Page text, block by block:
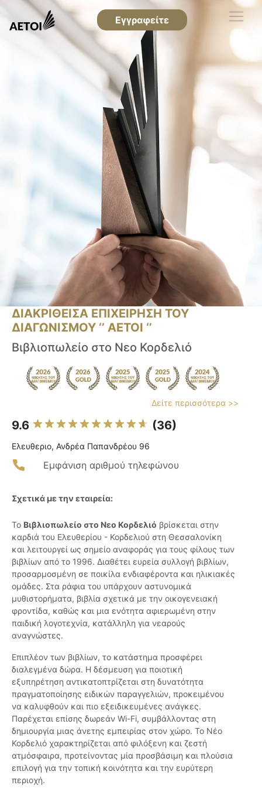
Εγγραφείτε
ΔΙΑΚΡΙΘΕΙΣΑ ΕΠΙΧΕΙΡΗΣΗ ΤΟΥ
ΔΙΑΓΩΝΙΣΜΟΥ ‘’ ΑΕΤΟΙ ‘’
Βιβλιοπωλείο στο Νεο Κορδελιό
Δείτε περισσότερα >>
9.6 (36)
Ελευθεριο, Ανδρέα Παπανδρέου 96
Εμφάνιση αριθμού τηλεφώνου
Σχετικά με την εταιρεία:
Το Βιβλιοπωλείο στο Νεο Κορδελιό βρίσκεται στην
καρδιά του Ελευθερίου - Κορδελιού στη Θεσσαλονίκη
και λειτουργεί ως σημείο αναφοράς για τους φίλους των
βιβλίων από το 1996. Διαθέτει ευρεία συλλογή βιβλίων,
προσαρμοσμένη σε ποικίλα ενδιαφέροντα και ηλικιακές
ομάδες. Στα ράφια του υπάρχουν αστυνομικά
μυθιστορήματα, βιβλία σχετικά με την οικογενειακή
φροντίδα, καθώς και μια ενότητα αφιερωμένη στην
παιδική λογοτεχνία, κατάλληλη για νεαρούς
αναγνώστες.
Επιπλέον των βιβλίων, το κατάστημα προσφέρει
διαλεγμένα δώρα. Η δέσμευση για ποιοτική
εξυπηρέτηση αντικατοπτρίζεται στη δυνατότητα
πραγματοποίησης ειδικών παραγγελιών, προκειμένου
να καλυφθούν και πιο εξειδικευμένες ανάγκες.
Παρέχεται επίσης δωρεάν Wi-Fi, συμβάλλοντας στη
δημιουργία μιας άνετης εμπειρίας στον χώρο. Το Νέο
Κορδελιό χαρακτηρίζεται από φιλόξενη και ζεστή
ατμόσφαιρα, προτείνοντας μία προσβάσιμη και πλούσια
επιλογή για την τοπική κοινότητα και την ευρύτερη
περιοχή.